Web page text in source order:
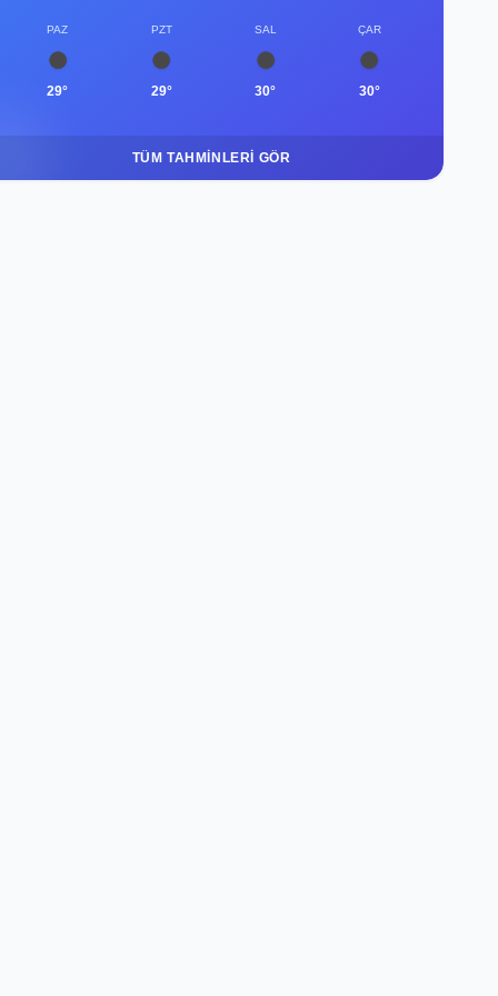
PAZ
29°
PZT
29°
SAL
30°
ÇAR
30°
TÜM TAHMINLERI GÖR